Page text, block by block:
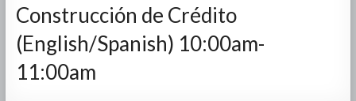
Construcción de Crédito
(English/Spanish) 10:00am-
11:00am